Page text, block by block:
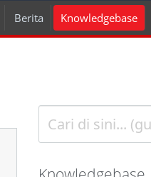
Berita Knowledgebase